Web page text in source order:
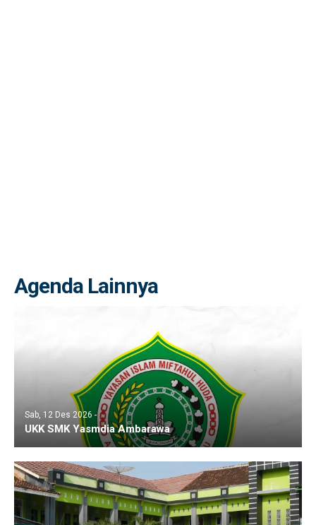
Agenda Lainnya
Sab, 12 Des 2026 -
UKK SMK Yasmdia Ambarawa